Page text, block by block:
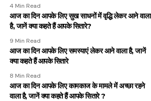
4 Min Read
आज का दिन आपके लिए सुख साधनों में वृद्धि लेकर आने वाला
है, जानें क्या कहते हैं आपके सितारे?
9 Min Read
आज का दिन आपके लिए समस्याएं लेकर आने वाला है, जानें
क्या कहते हैं आपके सितारे
8 Min Read
आज का दिन आपके लिए कामकाज के मामले में अच्छा रहने
वाला है, जानें क्या कहते हैं आपके सितारे ?